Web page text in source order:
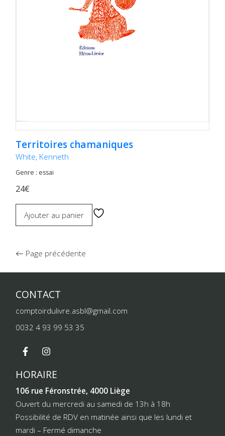
Territoires chamaniques
White, Kenneth
Genre : essai
24€
Ajouter au panier
Page précédente
CONTACT
comptoirdulivre.asbl@gmail.com
0032 4 93 99 53 35
HORAIRE
106 rue Féronstrée, 4000 Liège
Ouvert du mercredi au samedi de 13h à 18h
Possibilité de RDV en matinée ainsi que les lundi et
mardi – Fermé dimanche